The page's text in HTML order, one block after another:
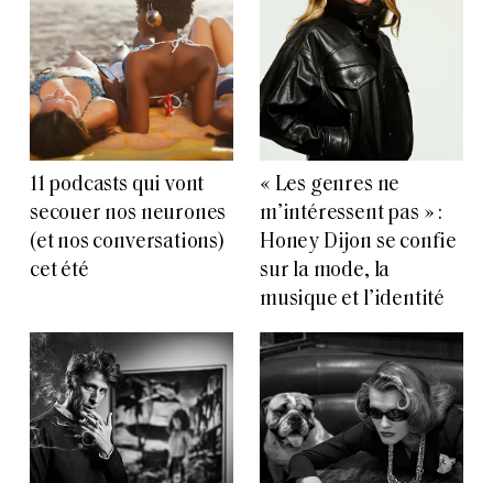
11 podcasts qui vont
secouer nos neurones
(et nos conversations)
cet été
« Les genres ne
m’intéressent pas » :
Honey Dijon se confie
sur la mode, la
musique et l’identité